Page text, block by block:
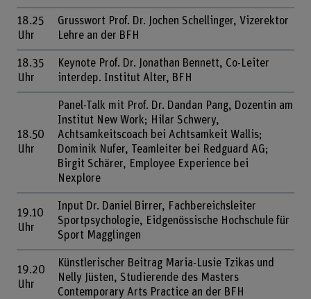
18.25
Uhr
Grusswort Prof. Dr. Jochen Schellinger, Vizerektor
Lehre an der BFH
18.35
Uhr
Keynote Prof. Dr. Jonathan Bennett, Co-Leiter
interdep. Institut Alter, BFH
18.50
Uhr
Panel-Talk mit Prof. Dr. Dandan Pang, Dozentin am
Institut New Work; Hilar Schwery,
Achtsamkeitscoach bei Achtsamkeit Wallis;
Dominik Nufer, Teamleiter bei Redguard AG;
Birgit Schärer, Employee Experience bei
Nexplore
19.10
Uhr
Input Dr. Daniel Birrer, Fachbereichsleiter
Sportpsychologie, Eidgenössische Hochschule für
Sport Magglingen
19.20
Uhr
Künstlerischer Beitrag Maria-Lusie Tzikas und
Nelly Jüsten, Studierende des Masters
Contemporary Arts Practice an der BFH